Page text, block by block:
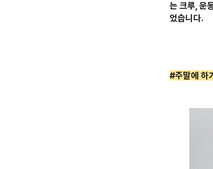
는 크루, 운
었습니다.
#주말에 하